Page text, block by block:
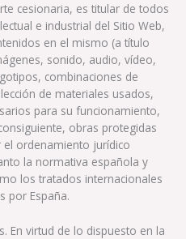
cesionaria, es titular de todos
e industrial del Sitio Web,
en el mismo (a título
sonido, audio, vídeo,
combinaciones de
de materiales usados,
para su funcionamiento,
obras protegidas
ordenamiento jurídico
la normativa española y
los tratados internacionales
por España.
En virtud de lo dispuesto en la